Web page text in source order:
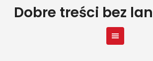
SkipDobre treści bez